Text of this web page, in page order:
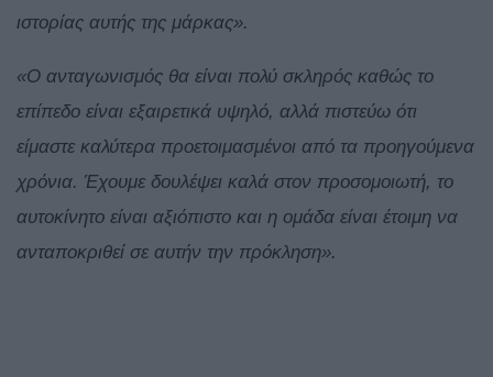
ιστορίας αυτής της μάρκας».
«Ο ανταγωνισμός θα είναι πολύ σκληρός καθώς το
επίπεδο είναι εξαιρετικά υψηλό, αλλά πιστεύω ότι
είμαστε καλύτερα προετοιμασμένοι από τα προηγούμενα
χρόνια. Έχουμε δουλέψει καλά στον προσομοιωτή, το
αυτοκίνητο είναι αξιόπιστο και η ομάδα είναι έτοιμη να
ανταποκριθεί σε αυτήν την πρόκληση».